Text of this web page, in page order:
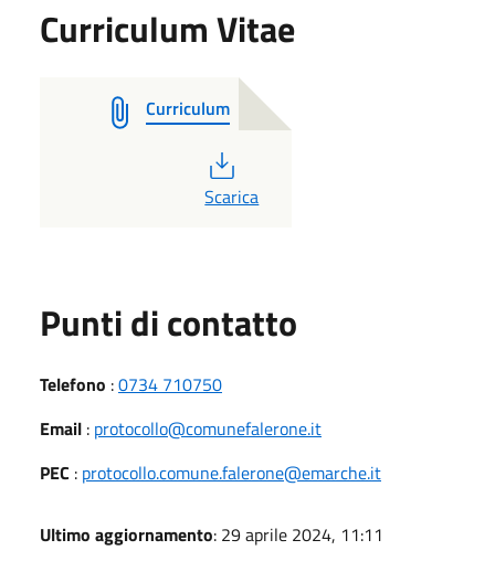
Curriculum Vitae
Curriculum
PDF
Scarica
Punti di contatto
Telefono :0734 710750
Email : protocollo@comunefalerone.it
PEC : protocollo.comune.falerone@emarche.it
Ultimo aggiornamento: 29 aprile 2024, 11:11